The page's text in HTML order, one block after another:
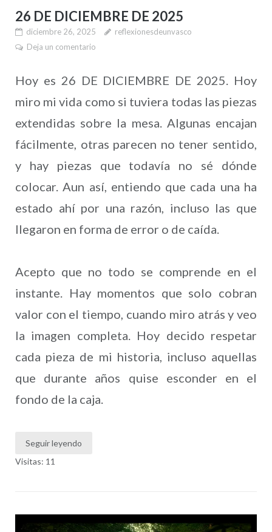
26 DE DICIEMBRE DE 2025
diciembre 26, 2025
reflexionesdeunvasco
Deja un comentario
Hoy es 26 DE DICIEMBRE DE 2025. Hoy
miro mi vida como si tuviera todas las piezas
extendidas sobre la mesa. Algunas encajan
fácilmente, otras parecen no tener sentido,
y hay piezas que todavía no sé dónde
colocar. Aun así, entiendo que cada una ha
estado ahí por una razón, incluso las que
llegaron en forma de error o de caída.
Acepto que no todo se comprende en el
instante. Hay momentos que solo cobran
valor con el tiempo, cuando miro atrás y veo
la imagen completa. Hoy decido respetar
cada pieza de mi historia, incluso aquellas
que durante años quise esconder en el
fondo de la caja.
Seguir leyendo
Visitas: 11